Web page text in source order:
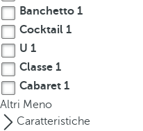
i
o
n
o
n
h
e
Banchetto 1
Cocktail 1
U 1
Classe 1
Cabaret 1
Altri Meno
Caratteristiche